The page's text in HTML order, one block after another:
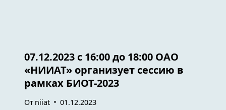
07.12.2023 с 16:00 до 18:00 ОАО
«НИИАТ» организует сессию в
рамках БИОТ-2023
От niiat 01.12.2023